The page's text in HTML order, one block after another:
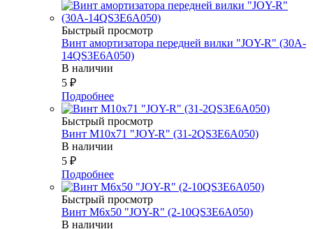
Быстрый просмотр
Винт амортизатора передней вилки "JOY-R" (30A-
14QS3E6A050)
В наличии
5 ₽
Подробнее
Быстрый просмотр
Винт М10х71 "JOY-R" (31-2QS3E6A050)
В наличии
5 ₽
Подробнее
Быстрый просмотр
Винт М6х50 "JOY-R" (2-10QS3E6A050)
В наличии